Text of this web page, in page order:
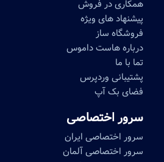
همکاری در فروش
پیشنهاد های ویژه
فروشگاه ساز
درباره هاست داموس
تما با ما
پشتیبانی وردپرس
فضای بک آپ
سرور اختصاصی
سرور اختصاصی ایران
سرور اختصاصی آلمان